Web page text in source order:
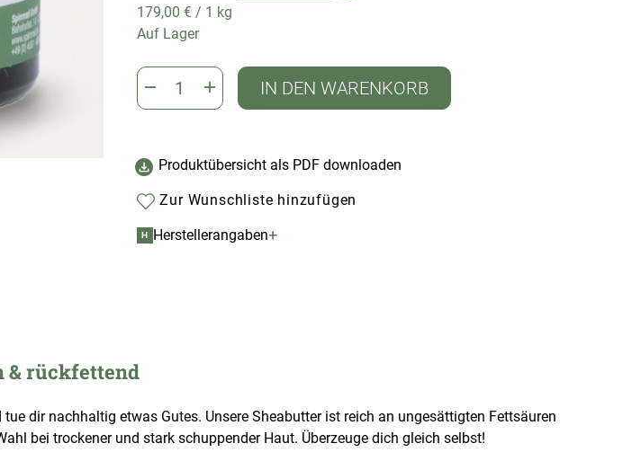
179,00 € / 1 kg
Auf Lager
IN DEN WARENKORB
Produktübersicht als PDF downloaden
Zur Wunschliste hinzufügen
H Herstellerangaben+
& rückfettend
tue dir nachhaltig etwas Gutes. Unsere Sheabutter ist reich an ungesättigten Fettsäuren
bei trockener und stark schuppender Haut. Überzeuge dich gleich selbst!